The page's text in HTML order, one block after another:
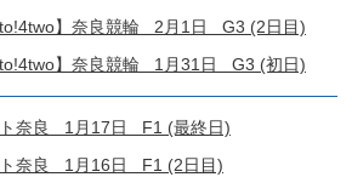
】奈良競輪 2月1日 G3 (2日目)
】奈良競輪 1月31日 G3 (初日)
ト奈良 1月17日 F1 (最終日)
ト奈良 1月16日 F1 (2日目)